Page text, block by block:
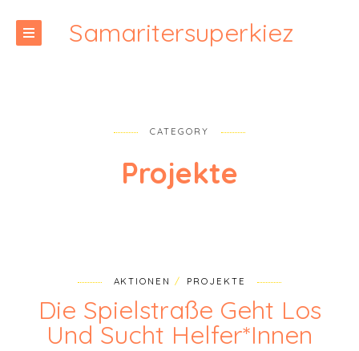
Samaritersuperkiez
CATEGORY
Projekte
AKTIONEN PROJEKTE
Die Spielstraße Geht Los
Und Sucht Helfer*innen